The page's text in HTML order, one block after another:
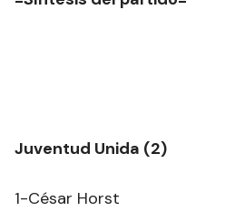
Juventud Unida (2)
1-César Horst